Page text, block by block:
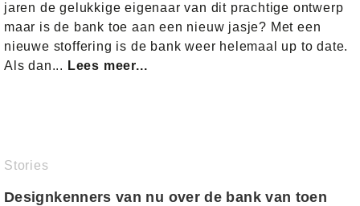
jaren de gelukkige eigenaar van dit prachtige ontwerp
maar is de bank toe aan een nieuw jasje? Met een
nieuwe stoffering is de bank weer helemaal up to date.
Als dan... Lees meer...
Stories
Designkenners van nu over de bank van toen